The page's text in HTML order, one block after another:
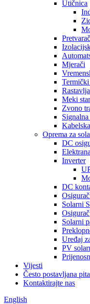
Utičnica
Mjerači
Termički
Meki
Zvono
Oprema za
DC
Elektrana
Inverter
DC
Solarni
Osigurač
Solarni
Uređaj
PV
Vijesti
Često postavljana
Kontaktirajte nas
English